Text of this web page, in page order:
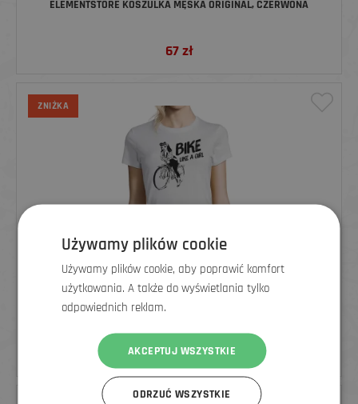
ELEMENTSTORE KOSZULKA MĘSKA ORIGINAL, CZERWONA
67zł
ZNIŻKA
ELEMENTSTORE KOSZULKA DAMSKA BIKE LIKE A GIRL, BIAŁA
79 zł47zł
Używamy plików cookie
Używamy plików cookie, aby poprawić komfort
użytkowania. A także do wyświetlania tylko
odpowiednich reklam.
AKCEPTUJ WSZYSTKIE
ODRZUĆ WSZYSTKIE